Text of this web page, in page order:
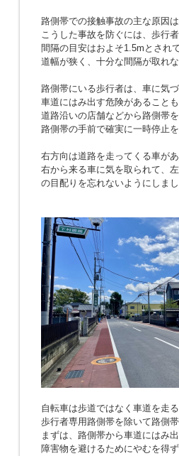
路側帯での接触事故の主な原因
こうした事故を防ぐには、歩行
間隔の目安はおよそ1.5mとされ
道幅が狭く、十分な間隔が取れ
路側帯にいる歩行者は、車に気づ
車道にはみ出す危険があること
道路沿いの店舗などから路側帯
路側帯の手前で確実に一時停止
右方向は道路を走ってくる車が
右から来る車に気を取られて、
の目配りを忘れないようにしまし
自転車は歩道ではなく車道を走
歩行者専用路側帯を除いて路側
まずは、路側帯から車道にはみ
障害物を避けるためにやむを得